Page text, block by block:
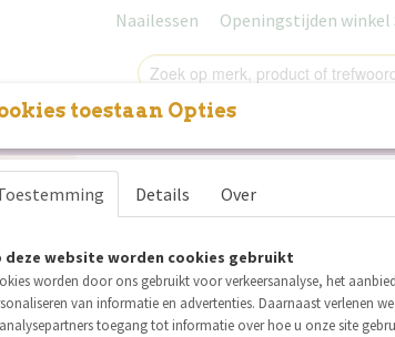
Naailessen Openingstijden winkel
nieuw
Notches Cuba
€ 17,95
✓Op voorraad
Aantal
toestaan Opties
Details Over
deze website worden cookies gebruikt
worden door ons gebruikt voor verkeersanalyse, het
van informatie en advertenties. Daarnaast verlenen
toegang tot informatie over hoe u onze site